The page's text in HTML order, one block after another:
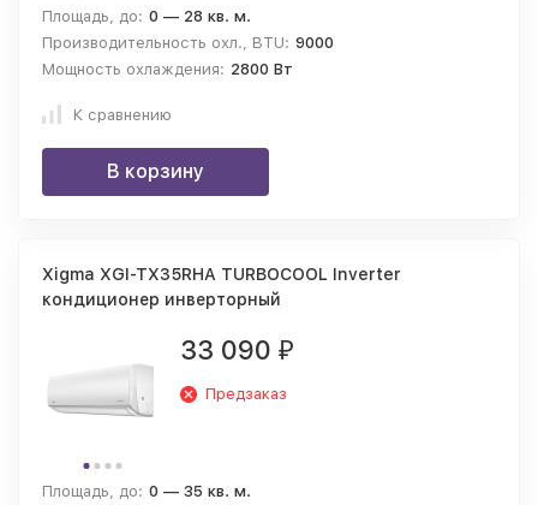
Площадь, до: 0 — 28 кв. м.
Производительность охл., BTU: 9000
Мощность охлаждения: 2800 Вт
К сравнению
В корзину
Xigma XGI-TX35RHA TURBOCOOL Inverter
кондиционер инверторный
33 090 ₽
Предзаказ
Площадь, до: 0 — 35 кв. м.